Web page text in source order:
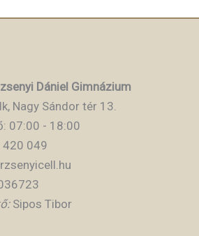
Dániel Gimnázium
Nagy Sándor tér 13.
07:00 - 18:00
049
Sipos Tibor